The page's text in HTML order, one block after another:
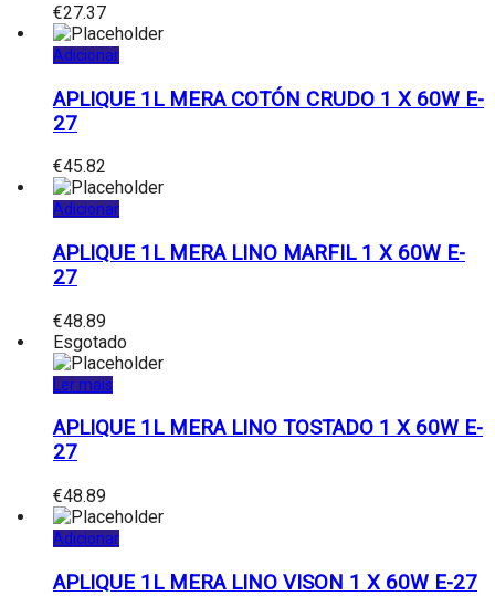
€27.37
Adicionar
APLIQUE 1L MERA COTÓN CRUDO 1 X 60W E-
27
€45.82
Adicionar
APLIQUE 1L MERA LINO MARFIL 1 X 60W E-
27
€48.89
Esgotado
Ler mais
APLIQUE 1L MERA LINO TOSTADO 1 X 60W E-
27
€48.89
Adicionar
APLIQUE 1L MERA LINO VISON 1 X 60W E-27